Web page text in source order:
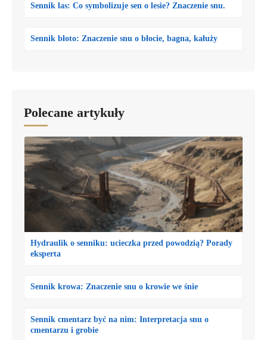
Sennik las: Co symbolizuje sen o lesie? Znaczenie snu.
Sennik błoto: Znaczenie snu o błocie, bagna, kałuży
Polecane artykuły
Hydraulik o senniku: ucieczka przed powodzią? Porady
eksperta
Sennik krowa: Znaczenie snu o krowie we śnie
Sennik cmentarz być na nim: Interpretacja snu o
cmentarzu i grobie